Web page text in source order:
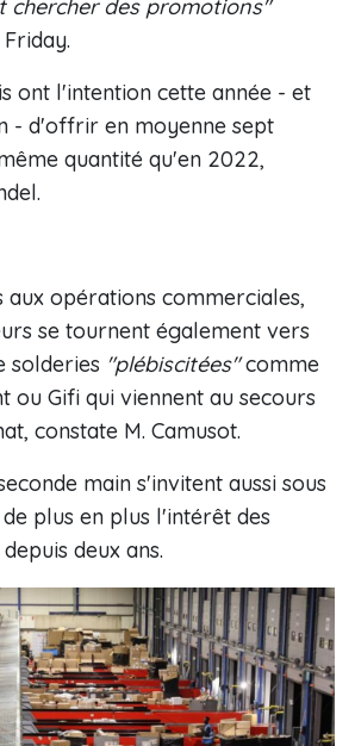
chercher des promotions"
ont l'intention cette année - et
- d'offrir en moyenne sept
quantité qu'en 2022,
opérations commerciales,
se tournent également vers
solderies "plébiscitées"comme
ou Gifi qui viennent au secours
constate M. Camusot.
main s'invitent aussi sous
plus en plus l'intérêt des
deux ans.